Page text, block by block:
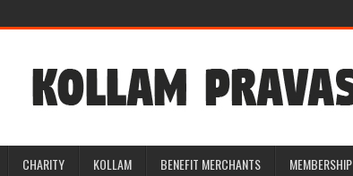
CHARITY KOLLAM BENEFIT MERCHANTS MEMBERSHIP